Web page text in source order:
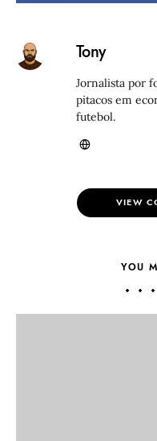
Tony
Jornalista por
pitacos em
futebol.
VIEW
YOU